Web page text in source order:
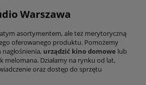
Warszawa
asortymentem, ale też merytoryczną
oferowanego produktu. Pomożemy
urządzić kino domowe lub
melomana. Działamy na rynku od lat,
oraz dostęp do sprzętu